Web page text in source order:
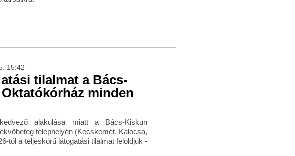
15:42
tilalmat a Bács-
minden
alakulása miatt a Bács-Kiskun
telephelyén (Kecskemét, Kalocsa,
tól a teljeskörű látogatási tilalmat feloldjuk -